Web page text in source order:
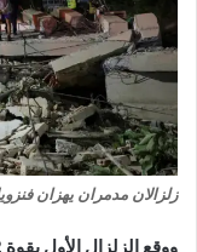
زلزالان مدمران يهزان